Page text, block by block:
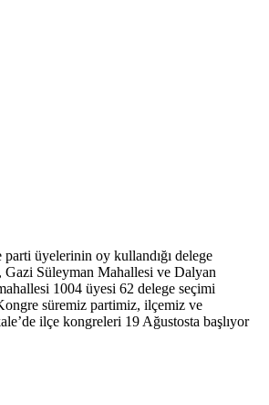
üyelerinin oy kullandığı delege
Gazi Süleyman Mahallesi ve Dalyan
1004 üyesi 62 delege seçimi
süremiz partimiz, ilçemiz ve
ilçe kongreleri 19 Ağustosta başlıyor